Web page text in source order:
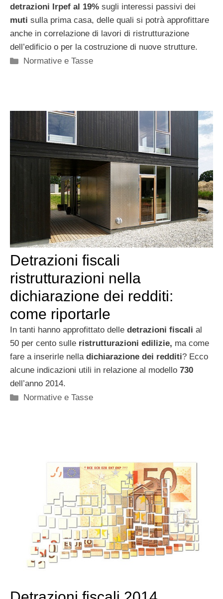
detrazioni Irpef al 19% sugli interessi passivi dei
muti sulla prima casa, delle quali si potrà approfittare
anche in correlazione di lavori di ristrutturazione
dell’edificio o per la costruzione di nuove strutture.
Categorie
Normative e Tasse
Detrazioni fiscali
ristrutturazioni nella
dichiarazione dei redditi:
come riportarle
In tanti hanno approfittato delle detrazioni fiscali al
50 per cento sulle ristrutturazioni edilizie, ma come
fare a inserirle nella dichiarazione dei redditi? Ecco
alcune indicazioni utili in relazione al modello 730
dell’anno 2014.
Categorie
Normative e Tasse